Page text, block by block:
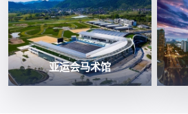
亚运会马术馆